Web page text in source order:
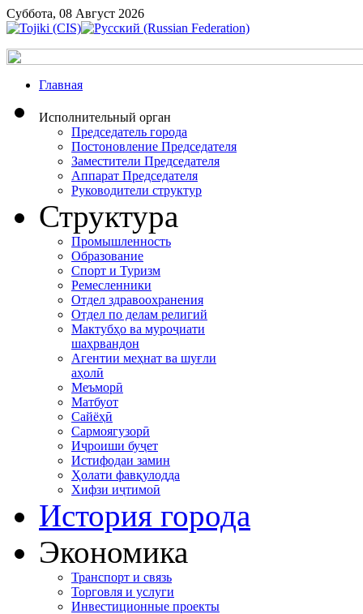
Суббота, 08 Август 2026
Главная
Исполнительный орган
Председатель города
Постоновление Председателя
Заместители Председателя
Аппарат Председателя
Руководители структур
Структура
Промышленность
Образование
Спорт и Туризм
Ремесленники
Отдел здравоохранения
Отдел по делам религий
Мактубҳо ва муроҷиати
шаҳрвандон
Агентии меҳнат ва шуғли
аҳолӣ
Меъморӣ
Матбуот
Сайёҳӣ
Сармоягузорӣ
Иҷроиши буҷет
Истифодаи замин
Ҳолати фавқулодда
Хифзи иҷтимоӣ
История города
Экономика
Транспорт и связь
Торговля и услуги
Инвестиционные проекты